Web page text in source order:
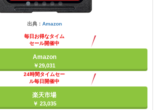
出典： Amazon
毎日お得なタイム
セール開催中
Amazon
￥29,031
24時間タイムセー
ル毎日開催中
楽天市場
￥ 23,035